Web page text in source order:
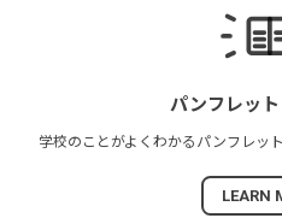
パンフレット
学校のことがよくわかる パンフレット
LEARN